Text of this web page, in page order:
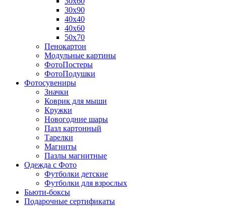
30х90
40х40
40х60
50х70
Пенокартон
Модульные картины
ФотоПостеры
ФотоПодушки
Фотоcувениры
Значки
Коврик для мыши
Кружки
Новогодние шары
Пазл картонный
Тарелки
Магниты
Пазлы магнитные
Одежда с Фото
Футболки детские
Футболки для взрослых
Бьюти-боксы
Подарочные сертификаты